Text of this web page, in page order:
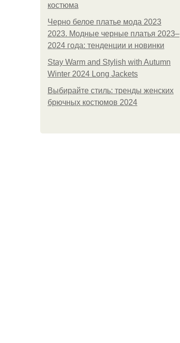
костюма
Черно белое платье мода 2023
2023. Модные черные платья 2023–
2024 года: тенденции и новинки
Stay Warm and Stylish with Autumn
Winter 2024 Long Jackets
Выбирайте стиль: тренды женских
брючных костюмов 2024